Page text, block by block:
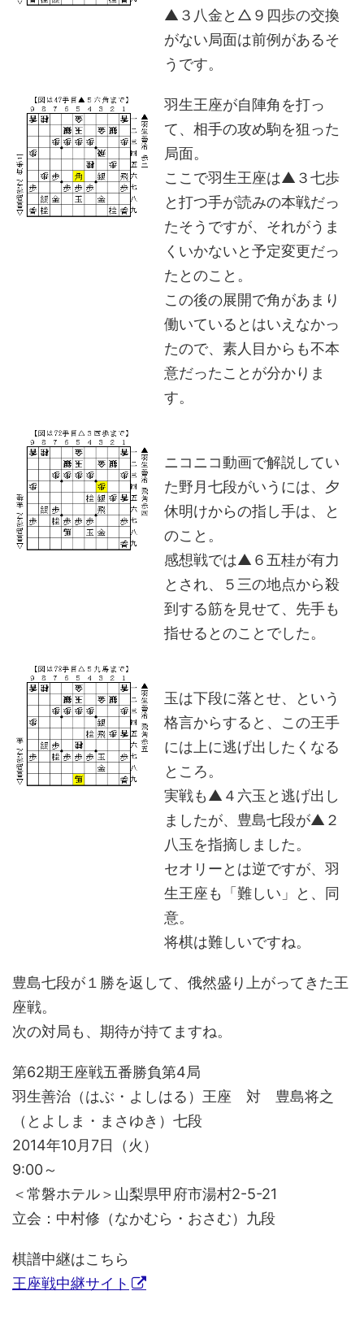
▲３八金と△９四歩の交換
がない局面は前例があるそ
うです。
羽生王座が自陣角を打っ
て、相手の攻め駒を狙った
局面。
ここで羽生王座は▲３七歩
と打つ手が読みの本戦だっ
たそうですが、それがうま
くいかないと予定変更だっ
たとのこと。
この後の展開で角があまり
働いているとはいえなかっ
たので、素人目からも不本
意だったことが分かりま
す。
ニコニコ動画で解説してい
た野月七段がいうには、夕
休明けからの指し手は、と
のこと。
感想戦では▲６五桂が有力
とされ、５三の地点から殺
到する筋を見せて、先手も
指せるとのことでした。
玉は下段に落とせ、という
格言からすると、この王手
には上に逃げ出したくなる
ところ。
実戦も▲４六玉と逃げ出し
ましたが、豊島七段が▲２
八玉を指摘しました。
セオリーとは逆ですが、羽
生王座も「難しい」と、同
意。
将棋は難しいですね。
豊島七段が１勝を返して、俄然盛り上がってきた王
座戦。
次の対局も、期待が持てますね。
第62期王座戦五番勝負第4局
羽生善治（はぶ・よしはる）王座 対 豊島将之
（とよしま・まさゆき）七段
2014年10月7日（火）
9:00～
＜常磐ホテル＞山梨県甲府市湯村2-5-21
立会：中村修（なかむら・おさむ）九段
棋譜中継はこちら
王座戦中継サイト